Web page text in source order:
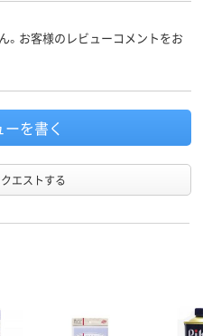
。お客様のレビューコメントをお
ーを書く
エストする